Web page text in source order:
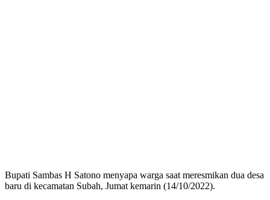
Bupati Sambas H Satono menyapa warga saat meresmikan dua desa
baru di kecamatan Subah, Jumat kemarin (14/10/2022).